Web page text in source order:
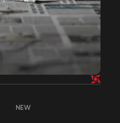
NEW